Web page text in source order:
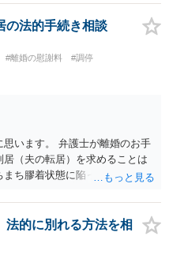
一般的かと思います。
の法的手続き相談
#離婚の慰謝料
#調停
います。 弁護士が離婚のお手
（夫の転居）を求めることは
ち膠着状態に陥ってしまうの
さまが転居する形で離婚協議等
が圧倒的多数です。
法的に別れる方法を相